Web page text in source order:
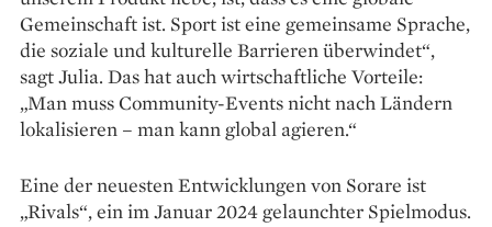
Gemeinschaft ist. Sport ist eine gemeinsame Sprache,
die soziale und kulturelle Barrieren über­windet“,
sagt Julia. Das hat auch wirtschaftliche Vorteile:
„Man muss Community-Events nicht nach Ländern
lokalisieren – man kann global agieren.“
Eine der neuesten Entwick­lungen von Sorare ist
„Rivals“, ein im Januar 2024 gelaunchter Spielmodus.